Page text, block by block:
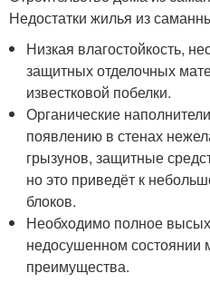
Недостатки жилья из
Низкая влагостойкость,
защитных отделочных
известковой побелки.
Органические
появлению в стенах
грызунов, защитные
но это приведёт к
блоков.
Необходимо полное
недосушенном состоянии
преимущества.